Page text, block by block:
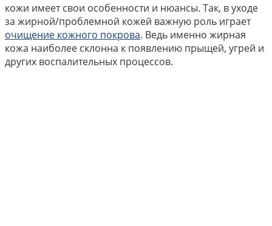
кожи имеет свои особенности и нюансы. Так, в уходе
за жирной/проблемной кожей важную роль играет
очищение кожного покрова. Ведь именно жирная
кожа наиболее склонна к появлению прыщей, угрей и
других воспалительных процессов.